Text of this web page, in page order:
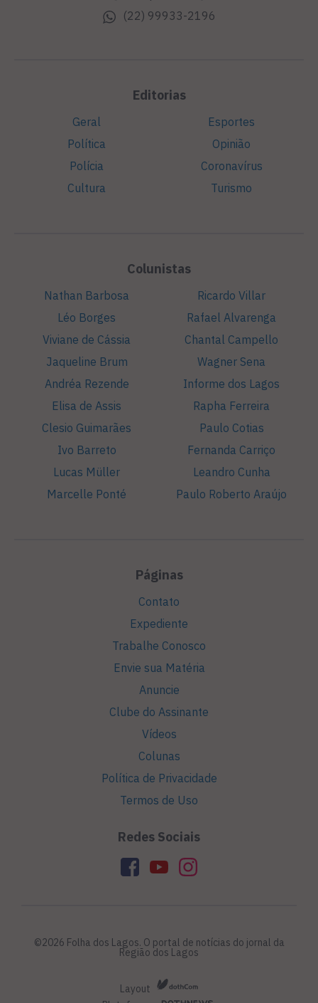
(22) 99933-2196
Editorias
Geral
Política
Polícia
Cultura
Esportes
Opinião
Coronavírus
Turismo
Colunistas
Nathan Barbosa
Léo Borges
Viviane de Cássia
Jaqueline Brum
Andréa Rezende
Elisa de Assis
Clesio Guimarães
Ivo Barreto
Lucas Müller
Marcelle Ponté
Ricardo Villar
Rafael Alvarenga
Chantal Campello
Wagner Sena
Informe dos Lagos
Rapha Ferreira
Paulo Cotias
Fernanda Carriço
Leandro Cunha
Paulo Roberto Araújo
Páginas
Contato
Expediente
Trabalhe Conosco
Envie sua Matéria
Anuncie
Clube do Assinante
Vídeos
Colunas
Política de Privacidade
Termos de Uso
Redes Sociais
©2026 Folha dos Lagos. O portal de notícias do jornal da
Região dos Lagos
Layout